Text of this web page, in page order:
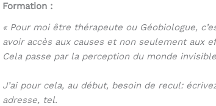
Formation :
« Pour moi être thérapeute ou Géobiologue,
avoir accès aux causes et non seulement aux
Cela passe par la perception du monde
J’ai pour cela, au début, besoin de recul:
adresse, tel.